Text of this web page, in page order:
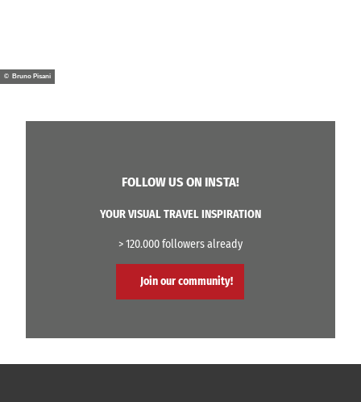
© Bruno Pisani
FOLLOW US ON INSTA!
YOUR VISUAL TRAVEL INSPIRATION
> 120.000 followers already
Join our community!